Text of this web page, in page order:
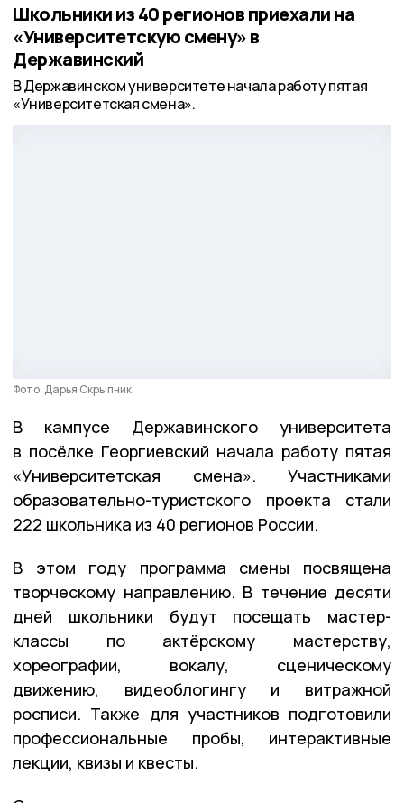
Школьники из 40 регионов приехали на
«Университетскую смену» в
Державинский
В Державинском университете начала работу пятая
«Университетская смена».
Фото: Дарья Скрыпник
В кампусе Державинского университета
в посёлке Георгиевский начала работу пятая
«Университетская смена». Участниками
образовательно-туристского проекта стали
222 школьника из 40 регионов России.
В этом году программа смены посвящена
творческому направлению. В течение десяти
дней школьники будут посещать мастер-
классы по актёрскому мастерству,
хореографии, вокалу, сценическому
движению, видеоблогингу и витражной
росписи. Также для участников подготовили
профессиональные пробы, интерактивные
лекции, квизы и квесты.